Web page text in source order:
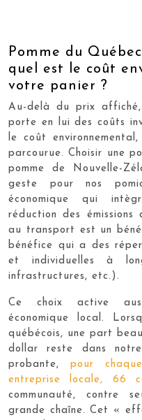
Pomme du
quel est le coût
votre panier ?
Au-delà du prix
porte en lui des coûts
le coût
parcourue. Choisir une
pomme de Nouvelle-
geste pour nos
économique qui
réduction des
au transport est un
bénéfice qui a des
et individuelles à
infrastructures, etc.).
Ce choix active
économique local.
québécois, une part
dollar reste dans
probante,pour
entreprise locale, 66
communauté, contre
grande chaîne. Cet «